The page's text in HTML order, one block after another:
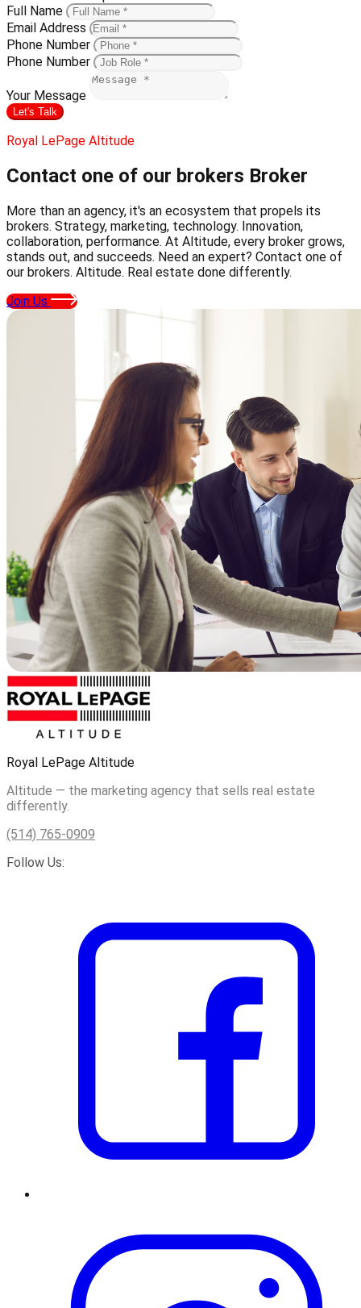
Full Name
Email Address
Phone Number
Phone Number
Your Message
Let's Talk
Royal LePage Altitude
Contact one of our brokers Broker
More than an agency, it's an ecosystem that propels its
brokers. Strategy, marketing, technology. Innovation,
collaboration, performance. At Altitude, every broker grows,
stands out, and succeeds. Need an expert? Contact one of
our brokers. Altitude. Real estate done differently.
Join Us
Royal LePage Altitude
Altitude — the marketing agency that sells real estate
differently.
(514) 765-0909
Follow Us: